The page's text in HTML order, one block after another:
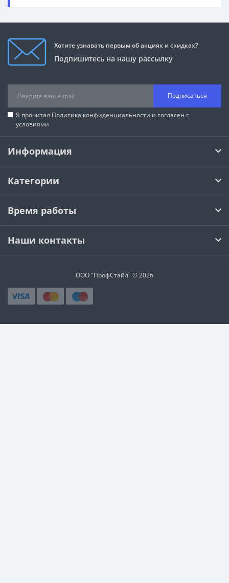
Хотите узнавать первым об акциях и скидках?
Подпишитесь на нашу рассылку
Подписаться
Я прочитал Политика конфиденциальности и согласен с
условиями
Информация
Категории
Время работы
Наши контакты
ООО "ПрофСтайл" © 2026